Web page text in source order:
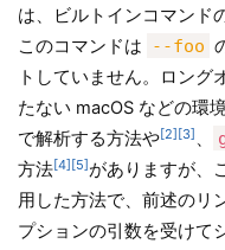
は、ビルトインコマンド
このコマンドは
--foo
トしていません。ロング
たない macOS などの環
で解析する方法や 2 3 、
方法 4 5 がありますが、
用した方法で、前述のリ
プションの引数を受けて